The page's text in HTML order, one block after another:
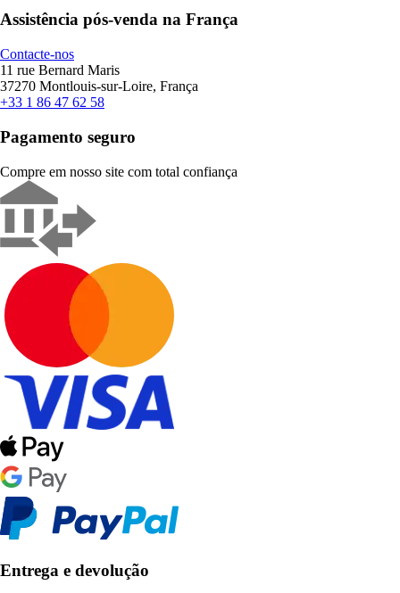
Assistência pós-venda na França
Contacte-nos
11 rue Bernard Maris
37270 Montlouis-sur-Loire, França
+33 1 86 47 62 58
Pagamento seguro
Compre em nosso site com total confiança
Entrega e devolução